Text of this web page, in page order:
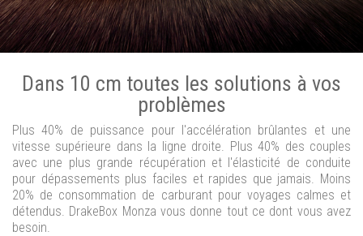
Dans 10 cm toutes les solutions à vos
problèmes
Plus 40% de puissance pour l'accélération brûlantes et une
vitesse supérieure dans la ligne droite. Plus 40% des couples
avec une plus grande récupération et l'élasticité de conduite
pour dépassements plus faciles et rapides que jamais. Moins
20% de consommation de carburant pour voyages calmes et
détendus. DrakeBox Monza vous donne tout ce dont vous avez
besoin.